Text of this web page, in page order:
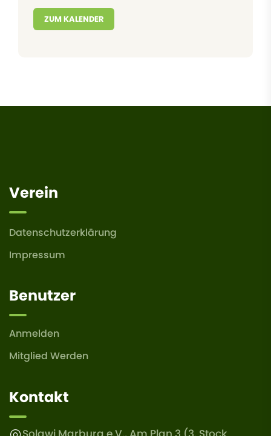
ZUM KALENDER
Verein
Datenschutzerklärung
Impressum
Benutzer
Anmelden
Mitglied Werden
Kontakt